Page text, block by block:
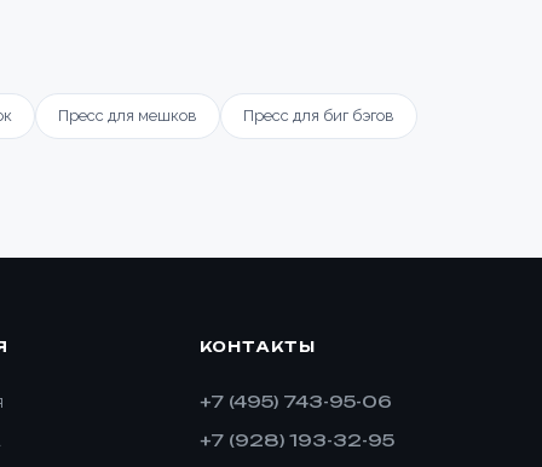
Пресс для мешков Пресс для биг бэгов
КОНТАКТЫ
+7 (495) 743-95-06
+7 (928) 193-32-95